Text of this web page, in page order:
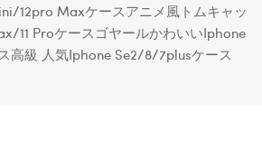
12pro Maxケースアニメ風トムキャッ
11 Proケースゴヤールかわいいiphone
級 人気iphone Se2/8/7plusケース